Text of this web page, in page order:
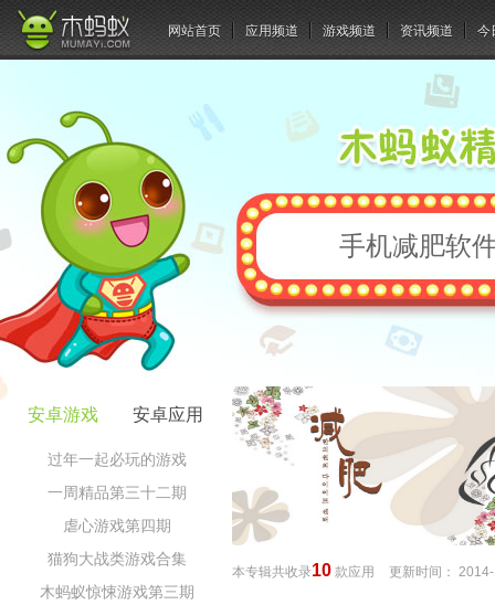
网站首页 应用频道 游戏频道 资讯频道 今
手机减肥软
安卓游戏 安卓应用
过年一起必玩的游戏
一周精品第三十二期
虐心游戏第四期
猫狗大战类游戏合集
木蚂蚁惊悚游戏第三期
本专辑共收录10 款应用 更新时间：